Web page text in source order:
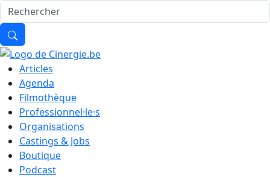
Articles
Agenda
Filmothèque
Professionnel·le·s
Organisations
Castings & Jobs
Boutique
Podcast